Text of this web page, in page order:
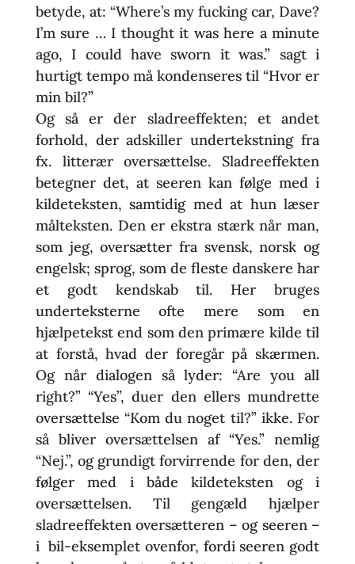
betyde, at: “Where’s my fucking car, Dave?
I’m sure … I thought it was here a minute
ago, I could have sworn it was.” sagt i
hurtigt tempo må kondenseres til “Hvor er
min bil?”
Og så er der sladreeffekten; et andet
forhold, der adskiller undertekstning fra
fx. litterær oversættelse. Sladreeffekten
betegner det, at seeren kan følge med i
kildeteksten, samtidig med at hun læser
målteksten. Den er ekstra stærk når man,
som jeg, oversætter fra svensk, norsk og
engelsk; sprog, som de fleste danskere har
et godt kendskab til. Her bruges
underteksterne ofte mere som en
hjælpetekst end som den primære kilde til
at forstå, hvad der foregår på skærmen.
Og når dialogen så lyder: “Are you all
right?” “Yes”, duer den ellers mundrette
oversættelse “Kom du noget til?” ikke. For
så bliver oversættelsen af “Yes.” nemlig
“Nej.”, og grundigt forvirrende for den, der
følger med i både kildeteksten og i
oversættelsen. Til gengæld hjælper
sladreeffekten oversætteren – og seeren –
i bil-eksemplet ovenfor, fordi seeren godt